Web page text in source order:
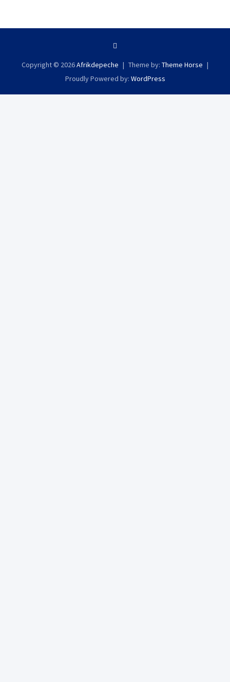
Copyright © 2026Afrikdepeche Theme by: Theme Horse
Proudly Powered by: WordPress